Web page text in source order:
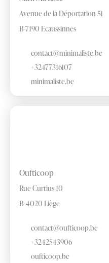
Avenue de la Déportation 51
B-7190 Ecaussinnes
contact@minimaliste.be
+32477316107
minimaliste.be
Oufticoop
Rue Curtius 10
B-4020 Liège
contact@oufticoop.be
+3242543906
oufticoop.be